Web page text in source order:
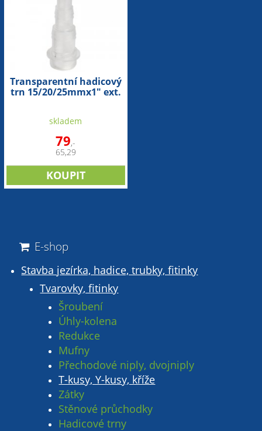
Transparentní hadicový
trn 15/20/25mmx1" ext.
skladem
79,-
65,29
E-shop
Stavba jezírka, hadice, trubky, fitinky
Tvarovky, fitinky
Šroubení
Úhly-kolena
Redukce
Mufny
Přechodové niply, dvojniply
T-kusy, Y-kusy, kříže
Zátky
Stěnové průchodky
Hadicové trny